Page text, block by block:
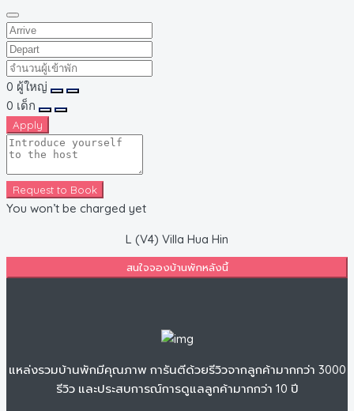
0 ผู้ใหญ่
0 เด็ก
Apply
Request to Book
You won’t be charged yet
L (V4) Villa Hua Hin
สนใจจองบ้านพักหลังนี้
แหล่งรวมบ้านพักมีคุณภาพ การันตีด้วยรีวิวจากลูกค้ามากกว่า 3000
รีวิว และประสบการณ์การดูแลลูกค้ามากกว่า 10 ปี